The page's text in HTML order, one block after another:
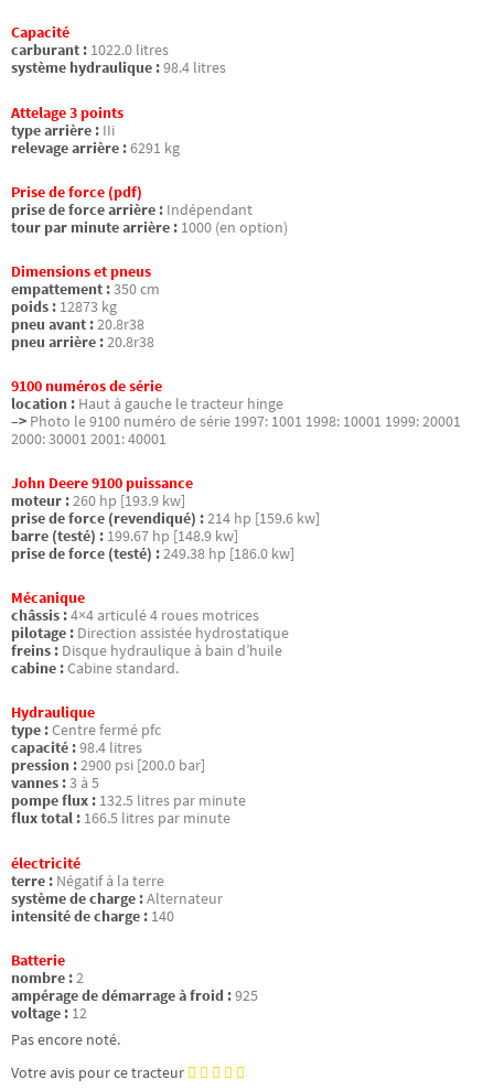
Capacité
carburant : 1022.0 litres
système hydraulique :98.4 litres
Attelage 3 points
type arrière : IIi
relevage arrière :6291 kg
Prise de force (pdf)
prise de force arrière : Indépendant
tour par minute arrière : 1000 (en option)
Dimensions et pneus
empattement :350 cm
poids : 12873 kg
pneu avant :20.8r38
pneu arrière :20.8r38
9100 numéros de série
location : Haut à gauche le tracteur hinge
–> Photo le 9100 numéro de série 1997: 1001 1998: 10001 1999: 20001
2000: 30001 2001: 40001
John Deere 9100 puissance
moteur :260 hp [193.9 kw]
prise de force (revendiqué) :214 hp [159.6 kw]
barre (testé) : 199.67 hp [148.9 kw]
prise de force (testé) :249.38 hp [186.0 kw]
Mécanique
châssis :4×4 articulé 4 roues motrices
pilotage : Direction assistée hydrostatique
freins : Disque hydraulique à bain d’huile
cabine :Cabine standard.
Hydraulique
type :Centre fermé pfc
capacité :98.4 litres
pression :2900 psi [200.0 bar]
vannes :3 à 5
pompe flux : 132.5 litres par minute
flux total : 166.5 litres par minute
électricité
terre : Négatif à la terre
système de charge :Alternateur
intensité de charge : 140
Batterie
nombre :2
ampérage de démarrage à froid :925
voltage : 12
Pas encore noté.
Votre avis pour ce tracteur